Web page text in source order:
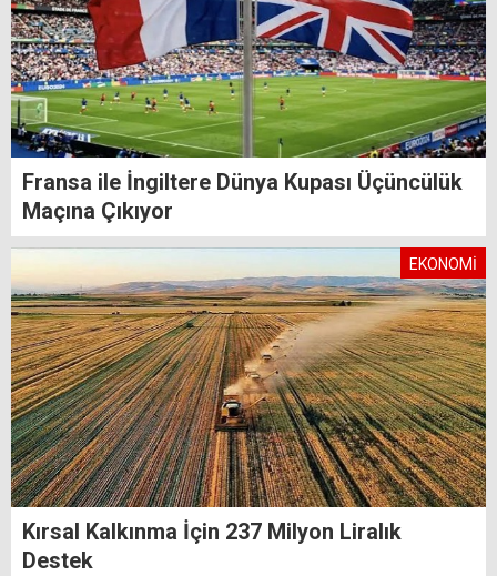
Fransa ile İngiltere Dünya Kupası Üçüncülük
Maçına Çıkıyor
EKONOMİ
Kırsal Kalkınma İçin 237 Milyon Liralık
Destek